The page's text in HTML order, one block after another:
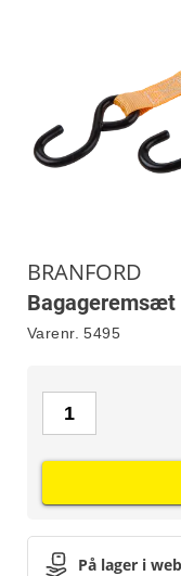
BRANFORD
Bagageremsæt
Varenr. 5495
På lager i